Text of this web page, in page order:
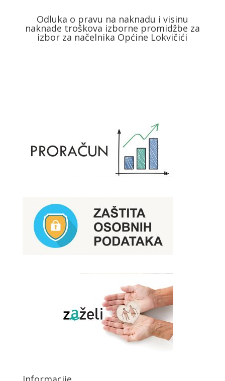
Odluka o pravu na naknadu i visinu
naknade troškova izborne promidžbe za
izbor za načelnika Općine Lokvičići